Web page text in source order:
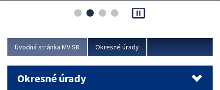
asociácie poisťovní (SLASPO) a Ministerstva vnútra SR.
Viac
pause_presentation
Úvodná stránka MV SR Okresné úrady
Okresné úrady